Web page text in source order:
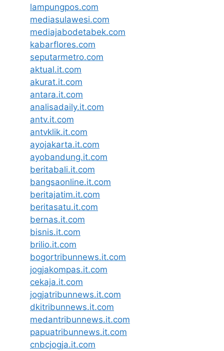
lampungpos.com
mediasulawesi.com
mediajabodetabek.com
kabarflores.com
seputarmetro.com
aktual.it.com
akurat.it.com
antara.it.com
analisadaily.it.com
antv.it.com
antvklik.it.com
ayojakarta.it.com
ayobandung.it.com
beritabali.it.com
bangsaonline.it.com
beritajatim.it.com
beritasatu.it.com
bernas.it.com
bisnis.it.com
brilio.it.com
bogortribunnews.it.com
jogjakompas.it.com
cekaja.it.com
jogjatribunnews.it.com
dkitribunnews.it.com
medantribunnews.it.com
papuatribunnews.it.com
cnbcjogja.it.com